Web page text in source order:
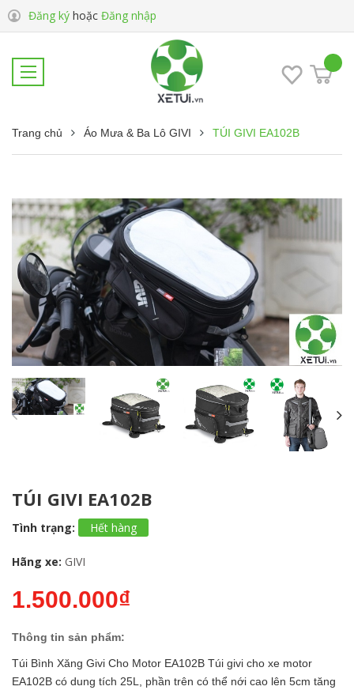
Đăng ký hoặc Đăng nhập
Trang chủ Áo Mưa & Ba Lô GIVI TÚI GIVI EA102B
TÚI GIVI EA102B
Tình trạng: Hết hàng
Hãng xe: GIVI
1.500.000₫
Thông tin sản phẩm:
Túi Bình Xăng Givi Cho Motor EA102B Túi givi cho xe motor
EA102B có dung tích 25L, phần trên có thể nới cao lên 5cm tăng